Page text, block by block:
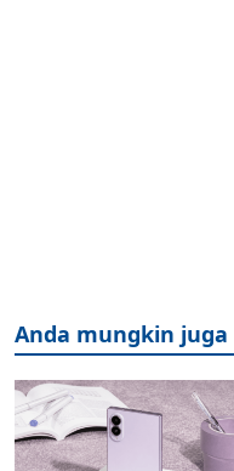
Anda mungkin